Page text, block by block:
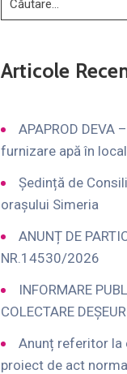
Articole
APAPROD DEVA
furnizare apă în
Ședință de
orașului Simeria
ANUNȚ DE
NR.14530/2026
INFORMARE
COLECTARE
Anunț referitor la
proiect de act